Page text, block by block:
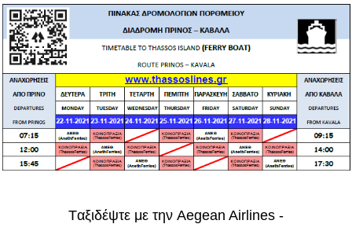
Tαξιδέψτε με την Aegean Airlines -